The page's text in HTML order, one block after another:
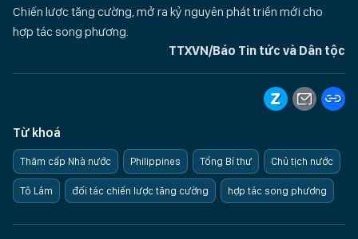
Chiến lược tăng cường, mở ra kỷ nguyên phát triển mới cho
hợp tác song phương.
TTXVN/Báo Tin tức và Dân tộc
Từ khoá
Thăm cấp Nhà nước Philippines Tổng Bí thư Chủ tịch nước
Tô Lâm đối tác chiến lược tăng cường hợp tác song phương